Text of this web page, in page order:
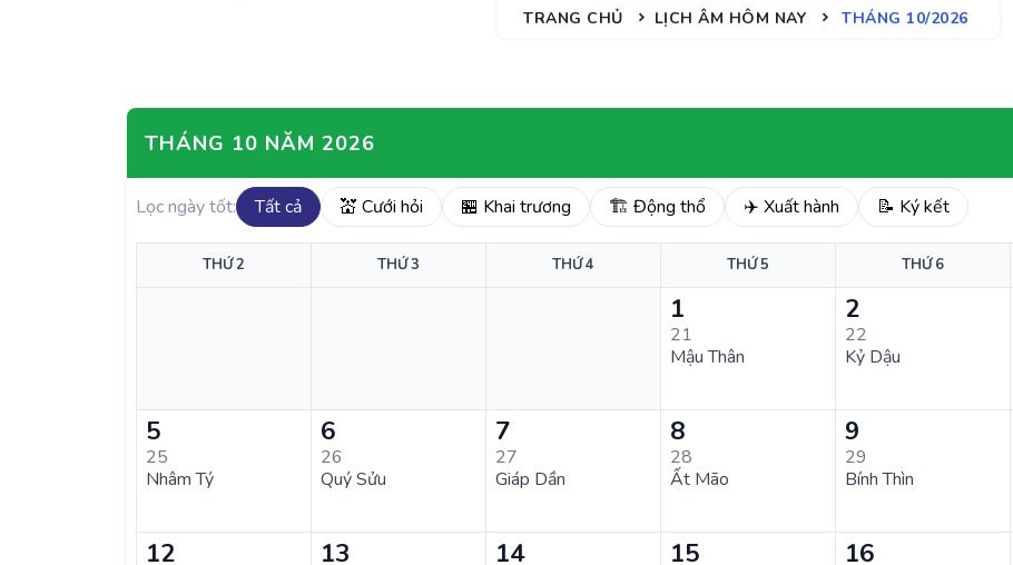
TRANG CHỦ LỊCH ÂM HÔM NAY THÁNG 10/2026
THÁNG 10 NĂM 2026
Lọc ngày tốt: Tất cả 💒 Cưới hỏi 🏪 Khai trương 🏗️ Động thổ ✈️ Xuất hành 📝 Ký kết
THỨ 2 THỨ 3 THỨ 4 THỨ 5 THỨ 6
1
21
Mậu Thân
2
22
Kỷ Dậu
5
25
Nhâm Tý
6
26
Quý Sửu
7
27
Giáp Dần
8
28
Ất Mão
9
29
Bính Thìn
12 13 14 15 16